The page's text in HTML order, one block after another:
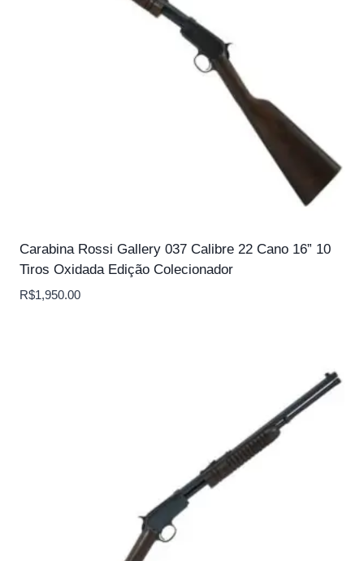
Carabina Rossi Gallery 037 Calibre 22 Cano 16” 10
Tiros Oxidada Edição Colecionador
R$1,950.00